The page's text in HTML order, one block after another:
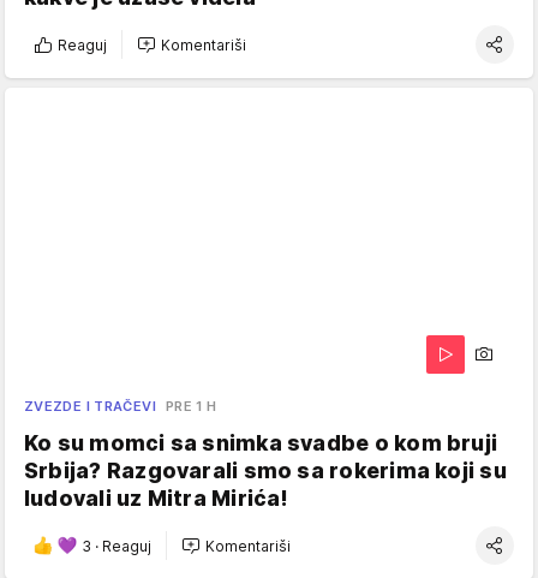
Reaguj Komentariši
ZVEZDE I TRAČEVI PRE 1 H
Ko su momci sa snimka svadbe o kom bruji
Srbija? Razgovarali smo sa rokerima koji su
ludovali uz Mitra Mirića!
3 · Reaguj Komentariši